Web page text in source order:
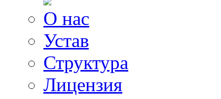
О нас
Устав
Структура
Лицензия